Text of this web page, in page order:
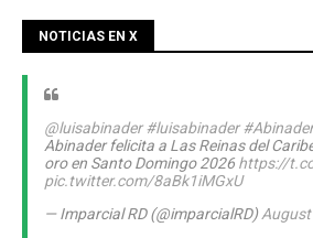
NOTICIAS EN X
@luisabinader #luisabinader #Abinader
Abinader felicita a Las Reinas del
oro en Santo Domingo 2026 https://
pic.twitter.com/8aBk1iMGxU
— Imparcial RD (@imparcialRD)